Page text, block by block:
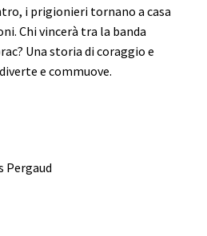
i prigionieri tornano a casa
Chi vincerà tra la banda
Una storia di coraggio e
e commuove.
Pergaud